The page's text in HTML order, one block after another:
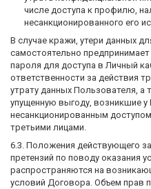
числе доступа к профилю,
несанкционированного его
В случае кражи, утери данных
самостоятельно
пароля для доступа в Личный
ответственности за действия
утрату данных Пользователя,
упущенную выгоду, возникшие у
несанкционированным
третьими лицами.
6.3. Положения действующего
претензий по поводу оказания
распространяются на
условий Договора. Объем прав